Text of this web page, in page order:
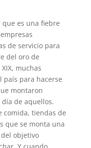
es una fiebre
de servicio para
del oro de
muchas
país para hacerse
montaron
de aquellos.
comida, tiendas de
que se monta una
objetivo